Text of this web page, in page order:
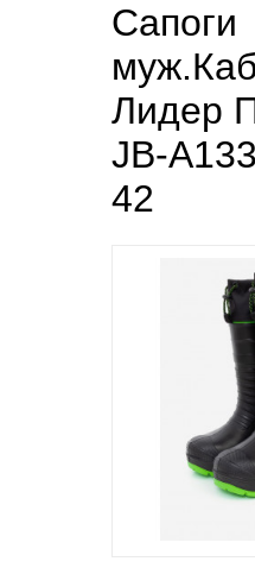
Сапоги
Лидер
JB-
42